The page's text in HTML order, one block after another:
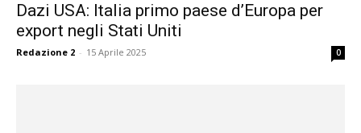
Dazi USA: Italia primo paese d’Europa per
export negli Stati Uniti
Redazione 2 - 15 Aprile 2025 0